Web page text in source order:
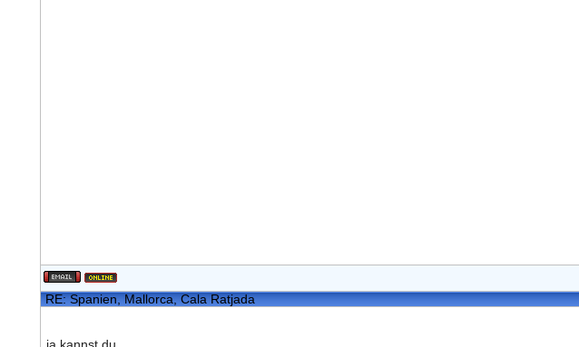
RE: Spanien, Mallorca, Cala Ratjada